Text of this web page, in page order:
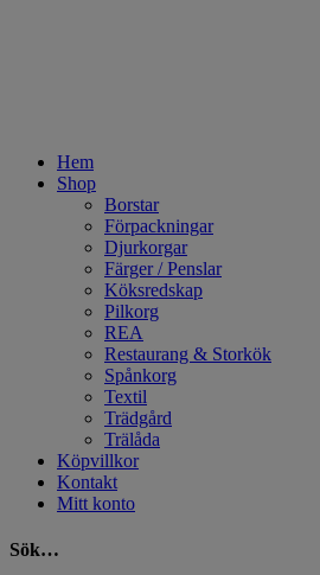
Hem
Shop
Borstar
Förpackningar
Djurkorgar
Färger / Penslar
Köksredskap
Pilkorg
REA
Restaurang & Storkök
Spånkorg
Textil
Trädgård
Trälåda
Köpvillkor
Kontakt
Mitt konto
Sök…